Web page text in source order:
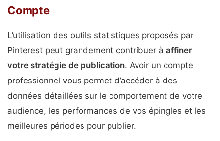
Compte
L’utilisation des outils statistiques proposés par
Pinterest peut grandement contribuer à affiner
votre stratégie de publication. Avoir un compte
professionnel vous permet d’accéder à des
données détaillées sur le comportement de votre
audience, les performances de vos épingles et les
meilleures périodes pour publier.